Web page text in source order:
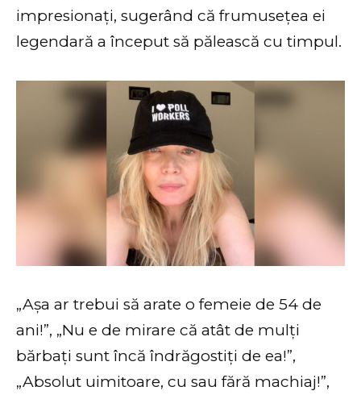
impresionați, sugerând că frumusețea ei
legendară a început să pălească cu timpul.
„Așa ar trebui să arate o femeie de 54 de
ani!”, „Nu e de mirare că atât de mulți
bărbați sunt încă îndrăgostiți de ea!”,
„Absolut uimitoare, cu sau fără machiaj!”,